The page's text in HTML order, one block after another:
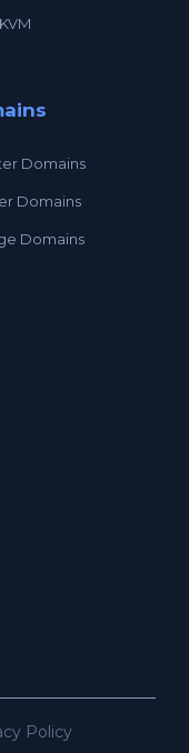
Domains
Domains
Domains
Policy